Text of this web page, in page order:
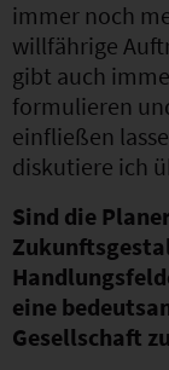
immer noch
willfährige
gibt auch
formulieren
einfließen
diskutiere ich
Sind die
eine
Gesellschaft